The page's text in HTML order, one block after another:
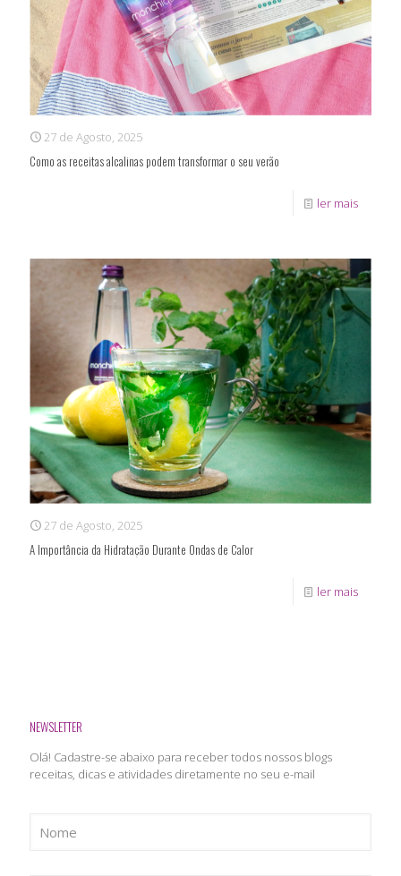
27 de Agosto, 2025
Como as receitas alcalinas podem transformar o seu verão
ler mais
27 de Agosto, 2025
A Importância da Hidratação Durante Ondas de Calor
ler mais
NEWSLETTER
Olá! Cadastre-se abaixo para receber todos nossos blogs
receitas, dicas e atividades diretamente no seu e-mail